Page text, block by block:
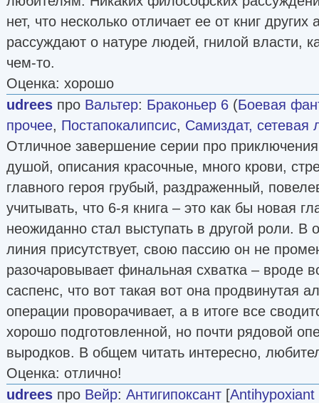
нет, что несколько отличает ее от книг других
рассуждают о натуре людей, гнилой власти,
чем-то.
Оценка: хорошо
udrees про Вальтер: Браконьер 6 (Боевая
прочее, Постапокалипсис, Самиздат, сетевая
Отличное завершение серии про
душой, описания красочные, много крови,
главного героя грубый, раздраженный,
учитывать, что 6-я книга – это как бы новая
неожиданно стал выступать в другой роли.
линия присутствует, свою пассию он не
разочаровывает финальная схватка – вроде
саспенс, что вот такая вот она продвинутая
операции проворачивает, а в итоге все
хорошо подготовленной, но почти рядовой
выродков. В общем читать интересно,
Оценка: отлично!
udrees про Вейр: Антигипоксант [Antihypoxiant